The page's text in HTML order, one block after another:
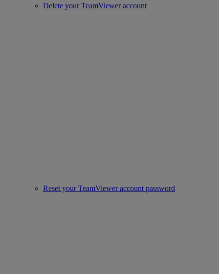
Delete your TeamViewer account
Reset your TeamViewer account password